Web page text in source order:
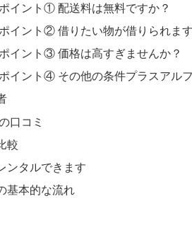
イント① 配送料は無料ですか？
イント② 借りたい物が借りられま
イント③ 価格は高すぎませんか？
イント④ その他の条件プラスアル
口コミ
較
ンタルできます
基本的な流れ